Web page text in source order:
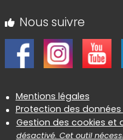
Nous suivre
Informations
Mentions légales
Protection des
Gestion des cookies et
désactivé. Cet outil